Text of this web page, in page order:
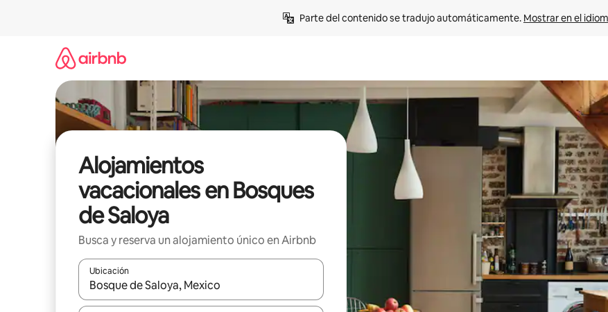
Parte del contenido se tradujo automáticamente. Mostrar en el
Alojamientos
vacacionales en Bosques
de Saloya
Busca y reserva un alojamiento único en Airbnb
Ubicación
Cuando los resultados estén disponibles, podrás navegar usando las teclas de las flechas hacia arriba y hacia abajo,